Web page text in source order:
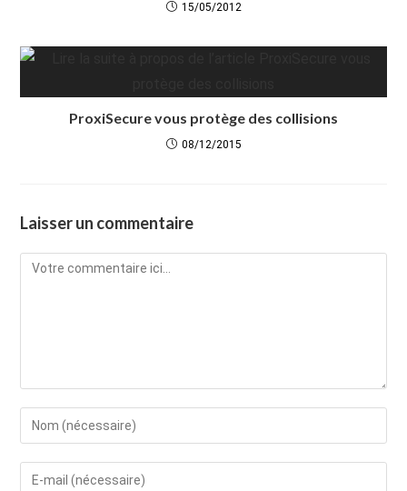
15/05/2012
ProxiSecure vous protège des collisions
08/12/2015
Laisser un commentaire
Comment
Enter
your
name
Enter